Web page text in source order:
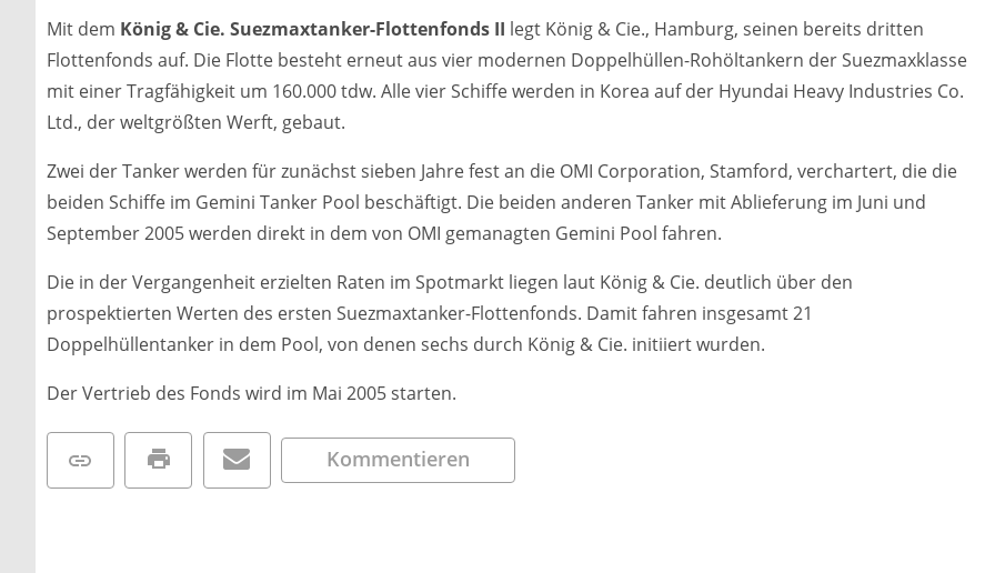
Mit dem König & Cie. Suezmaxtanker-Flottenfonds II legt König & Cie., Hamburg, seinen bereits dritten
Flottenfonds auf. Die Flotte besteht erneut aus vier modernen Doppelhüllen-Rohöltankern der Suezmaxklasse
mit einer Tragfähigkeit um 160.000 tdw. Alle vier Schiffe werden in Korea auf der Hyundai Heavy Industries Co.
Ltd., der weltgrößten Werft, gebaut.
Zwei der Tanker werden für zunächst sieben Jahre fest an die OMI Corporation, Stamford, verchartert, die die
beiden Schiffe im Gemini Tanker Pool beschäftigt. Die beiden anderen Tanker mit Ablieferung im Juni und
September 2005 werden direkt in dem von OMI gemanagten Gemini Pool fahren.
Die in der Vergangenheit erzielten Raten im Spotmarkt liegen laut König & Cie. deutlich über den
prospektierten Werten des ersten Suezmaxtanker-Flottenfonds. Damit fahren insgesamt 21
Doppelhüllentanker in dem Pool, von denen sechs durch König & Cie. initiiert wurden.
Der Vertrieb des Fonds wird im Mai 2005 starten.
Kommentieren